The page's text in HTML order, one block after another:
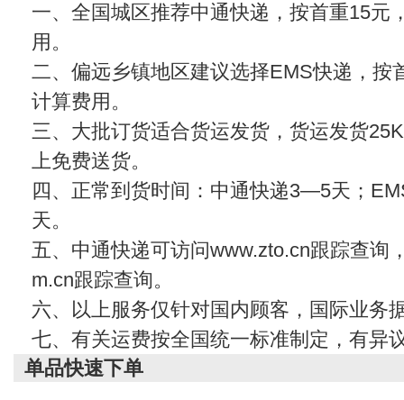
一、全国城区推荐中通快递，按首重15元
用。
二、偏远乡镇地区建议选择EMS快递，按
计算费用。
三、大批订货适合货运发货，货运发货
上免费送货。
四、正常到货时间：中通快递3—5天；
天。
五、中通快递可访问www.zto.cn跟踪查询
m.cn跟踪查询。
六、以上服务仅针对国内顾客，国际业务
七、有关运费按全国统一标准制定，有异
单品快速下单